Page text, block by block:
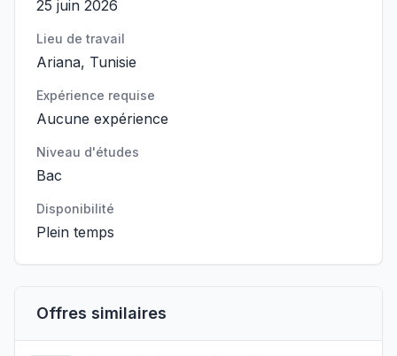
25 juin 2026
Lieu de travail
Ariana, Tunisie
Expérience requise
Aucune expérience
Niveau d'études
Bac
Disponibilité
Plein temps
Offres similaires